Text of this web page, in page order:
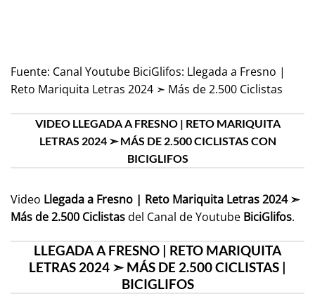
Fuente: Canal Youtube BiciGlifos: Llegada a Fresno |
Reto Mariquita Letras 2024 ➣ Más de 2.500 Ciclistas
VIDEO LLEGADA A FRESNO | RETO MARIQUITA
LETRAS 2024 ➣ MÁS DE 2.500 CICLISTAS CON
BICIGLIFOS
Video Llegada a Fresno | Reto Mariquita Letras 2024 ➣
Más de 2.500 Ciclistasdel Canal de Youtube BiciGlifos.
LLEGADA A FRESNO | RETO MARIQUITA
LETRAS 2024 ➣ MÁS DE 2.500 CICLISTAS |
BICIGLIFOS